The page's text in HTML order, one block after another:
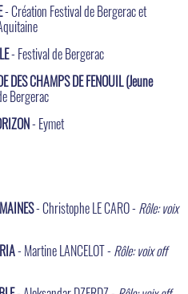
- Création Festival de Bergerac et
- Festival de Bergerac
DES CHAMPS DE FENOUIL (Jeune
Bergerac
- Eymet
- Christophe LE CARO - Rôle: voix
- Martine LANCELOT - Rôle: voix off